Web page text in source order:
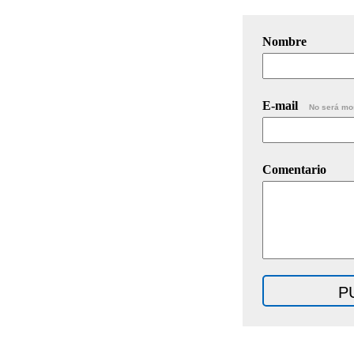
Nombre
E-mail No será
Comentario